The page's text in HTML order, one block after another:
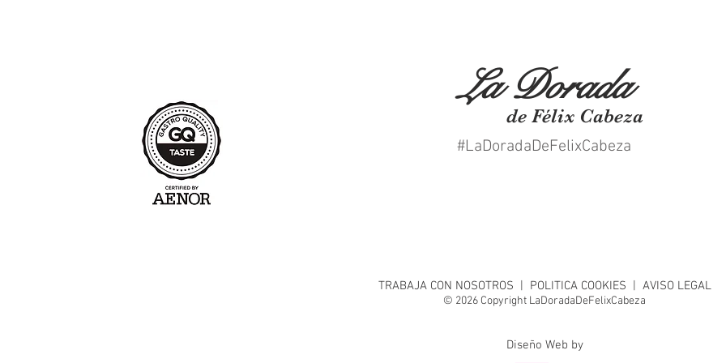
La Dorada
de Félix Cabeza
#LaDoradaDeFelixCabeza
TRABAJA CON NOSOTROS | POLITICA COOKIES AVISO LEGAL
© 2026 Copyright LaDoradaDeFelixCabeza
Diseño Web by